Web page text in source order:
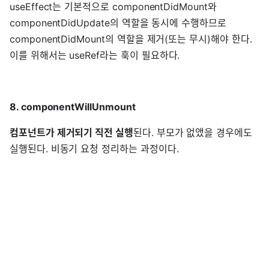
useEffect는 기본적으로 componentDidMount와
componentDidUpdate의 역할을 동시에 수행하므로
componentDidMount의 역할을 제거(또는 무시)해야 한다.
이를 위해서는 useRef라는 훅이 필요하다.
8. componentWillUnmount
컴포넌트가 제거되기 직전 실행된다. 부모가 없앴을 경우에도
실행된다. 비동기 요청 정리하는 과정이다.